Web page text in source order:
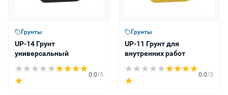
Грунты
UP-14 Грунт
универсальный
0.0/5
Грунты
UP-11 Грунт для
внутренних работ
0.0/5